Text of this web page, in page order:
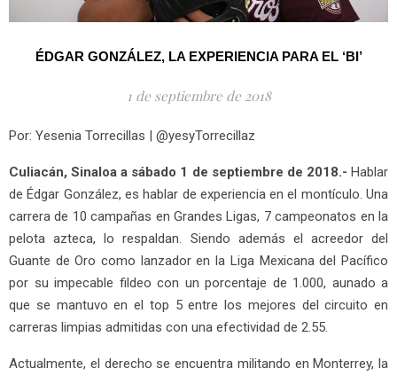
ÉDGAR GONZÁLEZ, LA EXPERIENCIA PARA EL ‘BI’
1 de septiembre de 2018
Por: Yesenia Torrecillas | @yesyTorrecillaz
Culiacán, Sinaloa a sábado 1 de septiembre de 2018.- Hablar
de Édgar González, es hablar de experiencia en el montículo. Una
carrera de 10 campañas en Grandes Ligas, 7 campeonatos en la
pelota azteca, lo respaldan. Siendo además el acreedor del
Guante de Oro como lanzador en la Liga Mexicana del Pacífico
por su impecable fildeo con un porcentaje de 1.000, aunado a
que se mantuvo en el top 5 entre los mejores del circuito en
carreras limpias admitidas con una efectividad de 2.55.
Actualmente, el derecho se encuentra militando en Monterrey, la